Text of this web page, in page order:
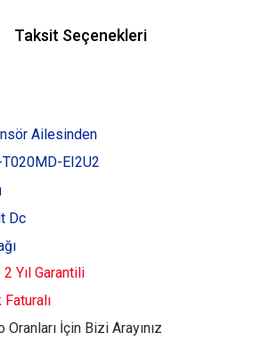
Taksit Seçenekleri
Ailesinden
EI2U2
Dc
Yıl Garantili
İçin Bizi Arayınız